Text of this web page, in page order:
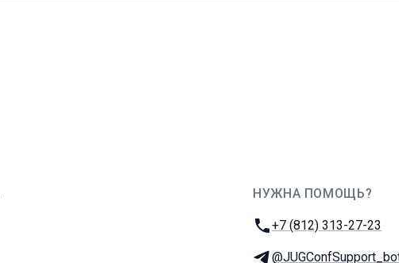
НУЖНА ПОМОЩЬ?
Телефон:
+7 (812) 313-27-23
Телеграм: